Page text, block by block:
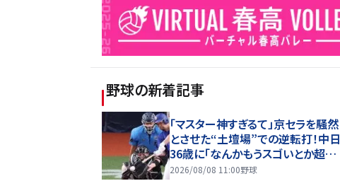
野球の新着記事
「マスター神すぎるて」京セラを騒然
とさせた“土壇場”での逆転打！中日
36歳に「なんかもうスゴいとか超え
ておかしいわ」「代打の神様ってレベ
2026/08/08 11:00野球